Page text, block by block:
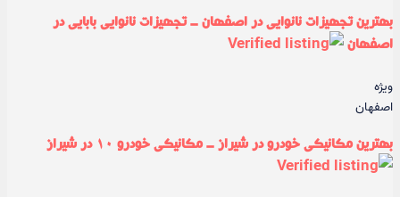
بهترین تجهیزات نانوایی در اصفهان - تجهیزات نانوایی بابایی در
اصفهان
ویژه
اصفهان
بهترین مکانیکی خودرو در شیراز - مکانیکی خودرو ۱۰ در شیراز